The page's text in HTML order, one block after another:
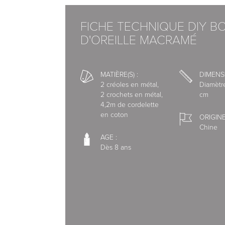
enjeux sociaux et environnementaux à
Matériel : 2 créoles en métal, 2 crochets
Livraison par nos transporteurs.
Pour vous offrir un service de qualité, nous
spécialisés.
Nous avons choisi l'interface de paiement
FICHE TECHNIQUE DIY
D'OREILLE MACRAMÉ
MATIÈRE(S) :
2 créoles en métal,
2 crochets en métal,
4,2m de cordelette
en coton
AGE :
Dès 8 ans
cm
Chine